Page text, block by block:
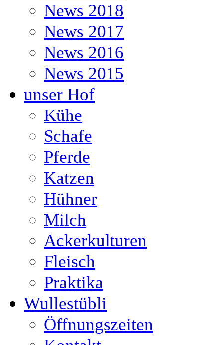
News 2018
News 2017
News 2016
News 2015
unser Hof
Kühe
Schafe
Pferde
Katzen
Hühner
Milch
Ackerkulturen
Fleisch
Praktika
Wullestübli
Öffnungszeiten